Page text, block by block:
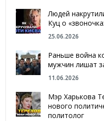
Людей
Куц о
25.06.2026
Раньше война
мужчин лишат
11.06.2026
Мэр Харькова
нового
политолог